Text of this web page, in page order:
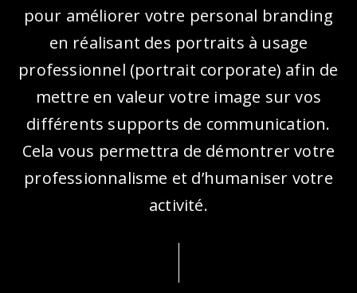
pour améliorer votre personal branding
en réalisant des portraits à usage
professionnel (portrait corporate) afin de
mettre en valeur votre image sur vos
différents supports de communication.
Cela vous permettra de démontrer votre
professionnalisme et d’humaniser votre
activité.
Très bon contact avec Laurence, sa
réactivité et son professionnalisme
font vraiment la différence. La
deux de mes clients.